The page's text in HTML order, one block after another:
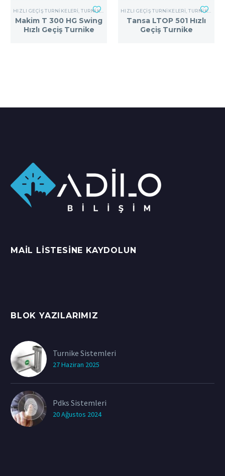
HIZLI GEÇIŞ TURNIKELERI,TURNIKE SISTEMLERI
Makim T 300 HG Swing
Hızlı Geçiş Turnike
HIZLI GEÇIŞ TURNIKELERI,TURNIKE SISTEMLERI
Tansa LTOP 501 Hızlı
Geçiş Turnike
MAIL LISTESINE KAYDOLUN
BLOK YAZILARIMIZ
Turnike Sistemleri
27 Haziran 2025
Pdks Sistemleri
20 Ağustos 2024